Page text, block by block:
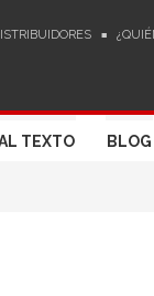
TEXTO BLOG